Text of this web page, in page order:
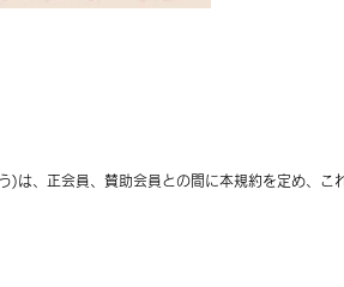
)は、正会員、賛助会員との間に本規約を定め、こ